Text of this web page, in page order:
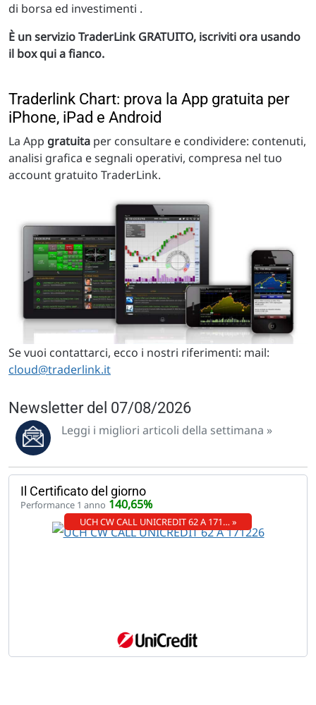
di borsa ed investimenti .
È un servizio TraderLink GRATUITO, iscriviti ora usando
il box qui a fianco.
Traderlink Chart: prova la App gratuita per
iPhone, iPad e Android
La App gratuita per consultare e condividere: contenuti,
analisi grafica e segnali operativi, compresa nel tuo
account gratuito TraderLink.
Se vuoi contattarci, ecco i nostri riferimenti: mail:
cloud@traderlink.it
Newsletter del 07/08/2026
Leggi i migliori articoli della settimana »
Il Certificato del giorno
Performance 1 anno 140,65%
UCH CW CALL UNICREDIT 62 A 171… »